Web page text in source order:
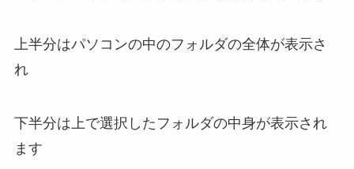
上半分はパソコンの中のフォルダの全体が表示さ
れ
下半分は上で選択したフォルダの中身が表示され
ます